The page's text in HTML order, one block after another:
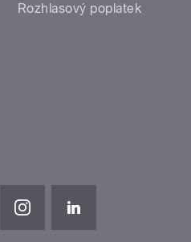
Rozhlasový poplatek